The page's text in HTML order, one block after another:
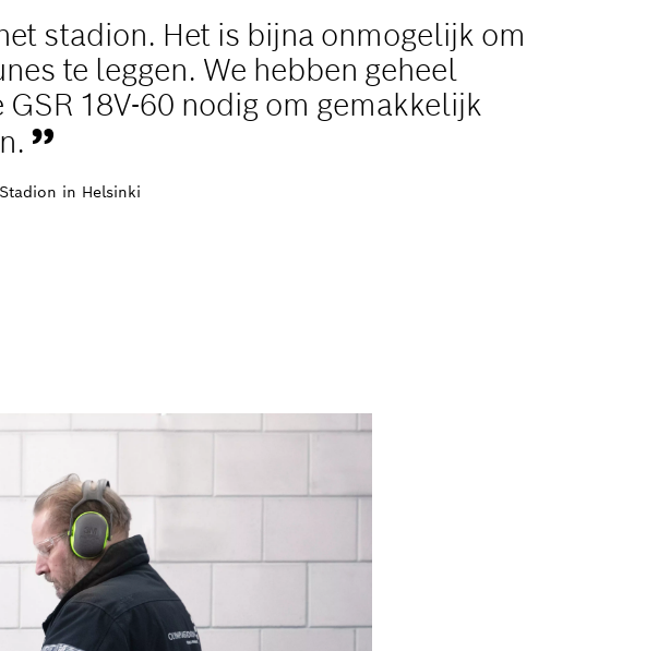
stadion. Het is bijna onmogelijk om
te leggen. We hebben geheel
18V-60 nodig om gemakkelijk
in Helsinki